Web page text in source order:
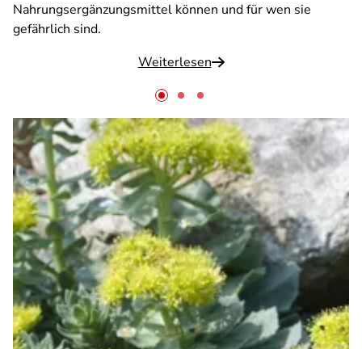
Nahrungsergänzungsmittel können und für wen sie
gefährlich sind.
Weiterlesen